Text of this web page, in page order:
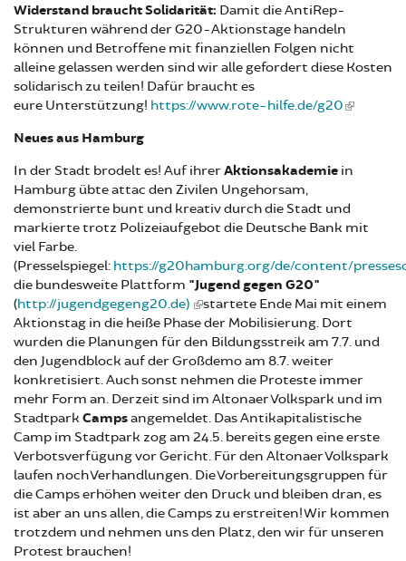
Widerstand braucht Solidarität: Damit die AntiRep-
Strukturen während der G20-Aktionstage handeln
können und Betroffene mit finanziellen Folgen nicht
alleine gelassen werden sind wir alle gefordert diese Kosten
solidarisch zu teilen! Dafür braucht es
eure Unterstützung! https://www.rote-hilfe.de/g20
Neues aus Hamburg
In der Stadt brodelt es! Auf ihrerAktionsakademie in
Hamburg übte attac den Zivilen Ungehorsam,
demonstrierte bunt und kreativ durch die Stadt und
markierte trotz Polizeiaufgebot die Deutsche Bank mit
viel Farbe.
(Presselspiegel: https://g20hamburg.org/de/content/
die bundesweite Plattform "Jugend gegen G20"
(http://jugendgegeng20.de)
startete Ende Mai mit einem
Aktionstag in die heiße Phase der Mobilisierung. Dort
wurden die Planungen für den Bildungsstreik am 7.7. und
den Jugendblock auf der Großdemo am 8.7. weiter
konkretisiert. Auch sonst nehmen die Proteste immer
mehr Form an. Derzeit sind im Altonaer Volkspark und im
Stadtpark Campsangemeldet. Das Antikapitalistische
Camp im Stadtpark zog am 24.5. bereits gegen eine erste
Verbotsverfügung vor Gericht. Für den Altonaer Volkspark
laufen noch Verhandlungen. Die Vorbereitungsgruppen für
die Camps erhöhen weiter den Druck und bleiben dran, es
ist aber an uns allen, die Camps zu erstreiten! Wir kommen
trotzdem und nehmen uns den Platz, den wir für unseren
Protest brauchen!